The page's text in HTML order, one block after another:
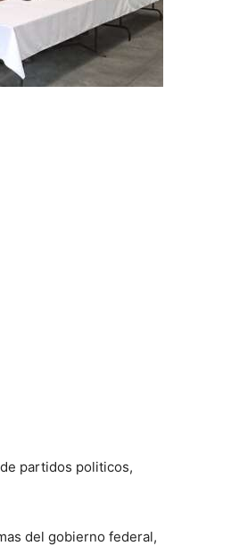
partidos politicos,
del gobierno federal,